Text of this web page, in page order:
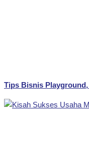
Tips Bisnis